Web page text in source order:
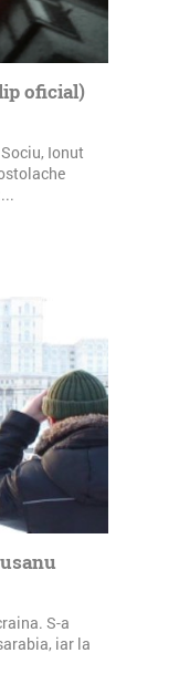
oficial)
Ionut
S-a
iar la